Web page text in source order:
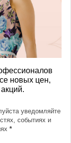
новых цен,
уведомляйте
событиях и
*